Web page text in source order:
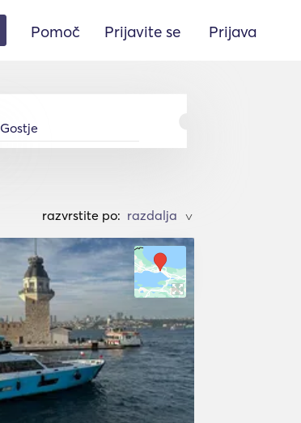
Pomoč Prijavite se Prijava
Gostje
razvrstite po: >